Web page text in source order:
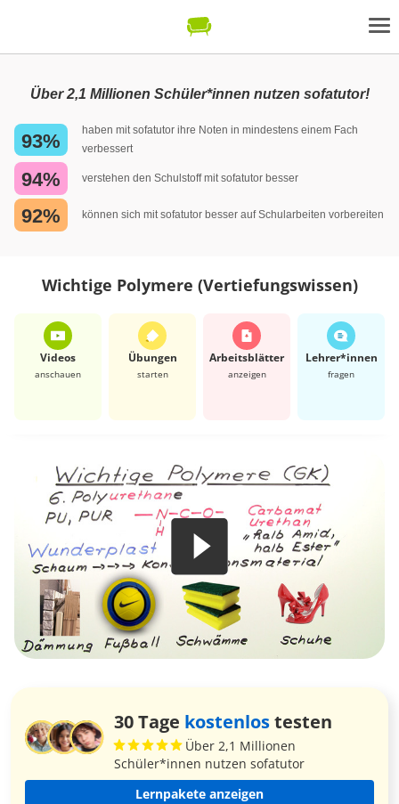
Über 2,1 Millionen Schüler*innen nutzen sofatutor!
93%
haben mit sofatutor ihre Noten in mindestens einem Fach
verbessert
94% verstehen den Schulstoff mit sofatutor besser
92% können sich mit sofatutor besser auf Schularbeiten vorbereiten
Wichtige Polymere (Vertiefungswissen)
Videos
anschauen
Übungen
starten
Arbeits­blätter
anzeigen
Lehrer*​innen
fragen
30 Tage kostenlostesten
Über 2,1 Millionen
Schüler*innen nutzen sofatutor
Lernpakete anzeigen